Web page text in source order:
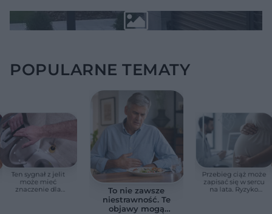
POPULARNE TEMATY
Ten sygnał z jelit
może mieć
znaczenie dla
To nie zawsze
niestrawność. Te
objawy mogą
Przebieg ciąż może
zapisać się w sercu
na lata. Ryzyko